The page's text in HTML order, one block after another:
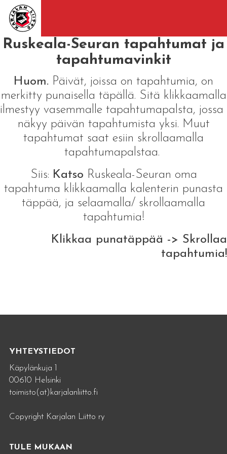
Ruskeala-Seuran tapahtumat ja
tapahtumavinkit
Huom. Päivät, joissa on tapahtumia, on
merkitty punaisella täpällä. Sitä klikkaamalla
ilmestyy vasemmalle tapahtumapalsta, jossa
näkyy päivän tapahtumista yksi. Muut
tapahtumat saat esiin skrollaamalla
tapahtumapalstaa.
Siis: Katso Ruskeala-Seuran oma
tapahtuma klikkaamalla kalenterin punasta
täppää, ja selaamalla/ skrollaamalla
tapahtumia!
Klikkaa punatäppää -> Skrollaa
tapahtumia!
YHTEYSTIEDOT
Käpylänkuja 1
00610 Helsinki
toimisto(at)karjalanliitto.fi
Copyright Karjalan Liitto ry
TULE MUKAAN